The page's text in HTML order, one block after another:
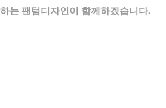
는 팬텀디자인이 함께하겠습니다.